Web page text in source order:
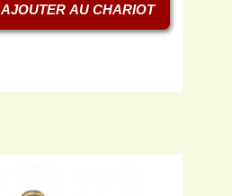
AJOUTER AU CHARIOT